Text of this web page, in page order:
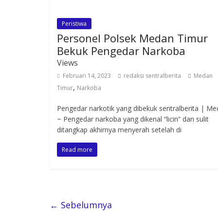
Peristiwa
Personel Polsek Medan Timur
Bekuk Pengedar Narkoba
Views
Februari 14, 2023 redaksi sentralberita
Medan
Timur, Narkoba
Pengedar narkotik yang dibekuk sentralberita |
~ Pengedar narkoba yang dikenal “licin” dan sulit
ditangkap akhirnya menyerah setelah di
Read more
← Sebelumnya